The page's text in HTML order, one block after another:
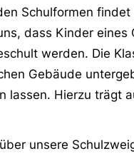
Schulformen
dass Kinder
werden. Die
Gebäude
lassen. Hierzu trägt
unsere